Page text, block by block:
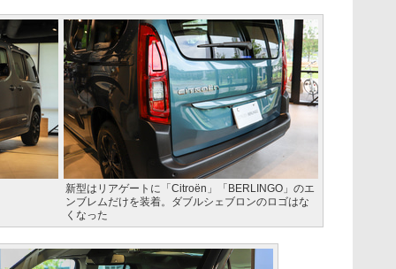
新型はリアゲートに「Citroën」「BERLINGO」のエ
ンブレムだけを装着。ダブルシェブロンのロゴはな
くなった